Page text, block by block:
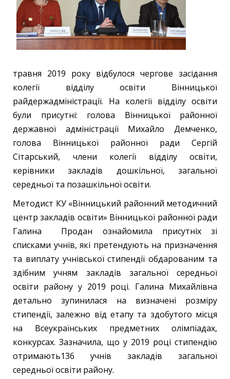
травня 2019 року відбулося чергове засідання
колегії відділу освіти Вінницької
райдержадміністрації. На колегії відділу освіти
були присутні: голова Вінницької районної
державної адміністрації Михайло Демченко,
голова Вінницької районної ради Сергій
Сітарський, члени колегії відділу освіти,
керівники закладів дошкільної, загальної
середньої та позашкільної освіти.
Методист КУ «Вінницький районний методичний
центр закладів освіти» Вінницької районної ради
Галина Продан ознайомила присутніх зі
списками учнів, які претендують на призначення
та виплату учнівської стипендії обдарованим та
здібним учням закладів загальної середньої
освіти району у 2019 році. Галина Михайлівна
детально зупинилася на визначені розміру
стипендії, залежно від етапу та здобутого місця
на Всеукраїнських предметних олімпіадах,
конкурсах. Зазначила, що у 2019 році стипендію
отримають136 учнів закладів загальної
середньої освіти району.